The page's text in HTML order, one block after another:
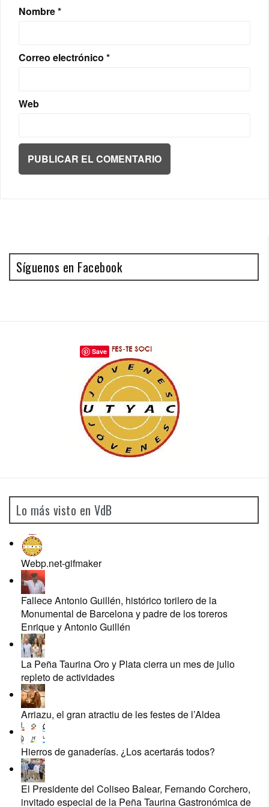
Nombre*
Correo electrónico *
Web
Síguenos en Facebook
Lo más visto en VdB
Webp.net-gifmaker
Fallece Antonio Guillén, histórico torilero de la
Monumental de Barcelona y padre de los toreros
Enrique y Antonio Guillén
La Peña Taurina Oro y Plata cierra un mes de julio
repleto de actividades
Arriazu, el gran atractiu de les festes de l’Aldea
Hierros de ganaderías. ¿Los acertarás todos?
El Presidente del Coliseo Balear, Fernando Corchero,
invitado especial de la Peña Taurina Gastronómica de
Save